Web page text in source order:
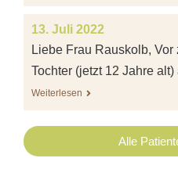
13. Juli 2022
Liebe Frau Rauskolb,
Tochter (jetzt 12 Jahre alt)
Weiterlesen
Alle